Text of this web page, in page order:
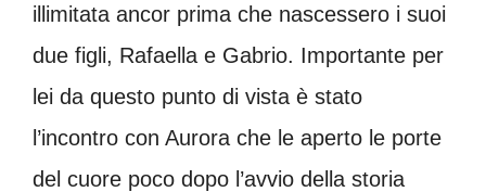
illimitata ancor prima che nascessero i suoi
due figli, Rafaella e Gabrio. Importante per
lei da questo punto di vista è stato
l’incontro con Aurora che le aperto le porte
del cuore poco dopo l’avvio della storia